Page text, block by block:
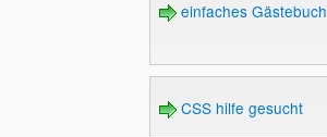
einfaches Gästebuch
CSS hilfe gesucht